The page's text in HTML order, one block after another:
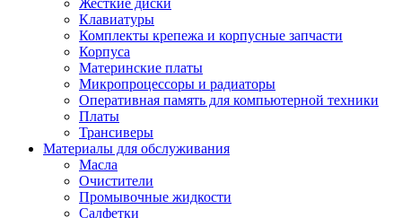
Жесткие диски
Клавиатуры
Комплекты крепежа и корпусные запчасти
Корпуса
Материнские платы
Микропроцессоры и радиаторы
Оперативная память для компьютерной техники
Платы
Трансиверы
Материалы для обслуживания
Масла
Очистители
Промывочные жидкости
Салфетки